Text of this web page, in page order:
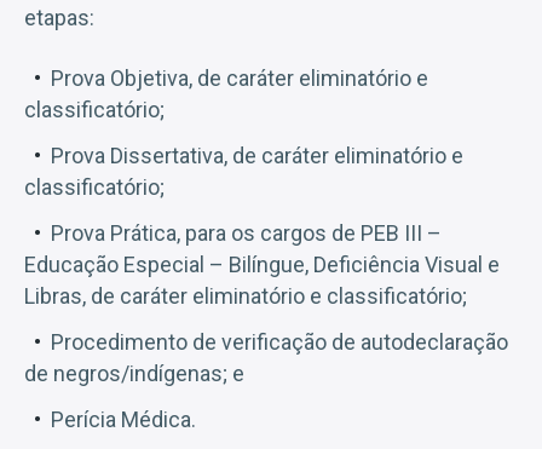
etapas:
Prova Objetiva, de caráter eliminatório e
classificatório;
Prova Dissertativa, de caráter eliminatório e
classificatório;
Prova Prática, para os cargos de PEB III –
Educação Especial – Bilíngue, Deficiência Visual e
Libras, de caráter eliminatório e classificatório;
Procedimento de verificação de autodeclaração
de negros/indígenas; e
Perícia Médica.